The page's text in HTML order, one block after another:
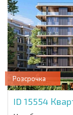
Розсрочка
ID 15554